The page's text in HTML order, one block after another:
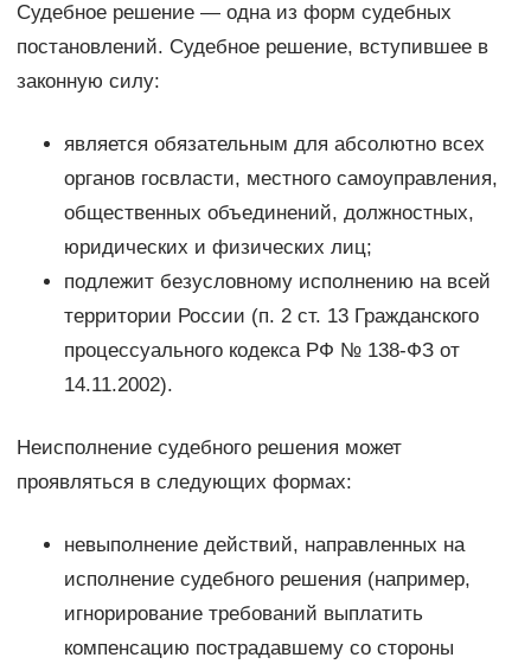
Судебное решение — одна из форм судебных
постановлений. Судебное решение, вступившее в
законную силу:
является обязательным для абсолютно всех
органов госвласти, местного самоуправления,
общественных объединений, должностных,
юридических и физических лиц;
подлежит безусловному исполнению на всей
территории России (п. 2 ст. 13 Гражданского
процессуального кодекса РФ № 138-ФЗ от
14.11.2002).
Неисполнение судебного решения может
проявляться в следующих формах:
невыполнение действий, направленных на
исполнение судебного решения (например,
игнорирование требований выплатить
компенсацию пострадавшему со стороны